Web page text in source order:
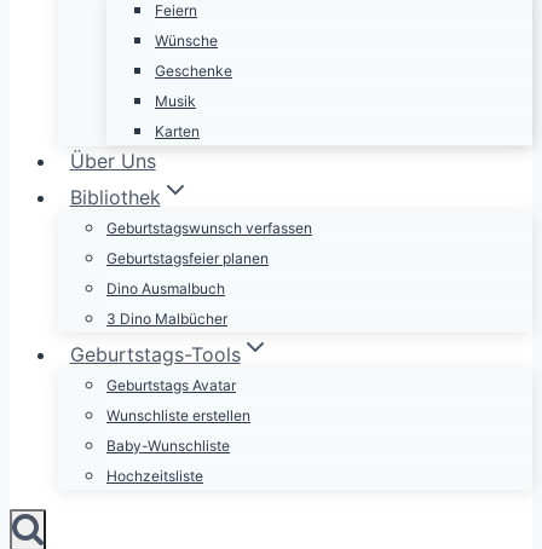
Feiern
Wünsche
Geschenke
Musik
Karten
Über Uns
Bibliothek
Geburtstagswunsch verfassen
Geburtstagsfeier planen
Dino Ausmalbuch
3 Dino Malbücher
Geburtstags-Tools
Geburtstags Avatar
Wunschliste erstellen
Baby-Wunschliste
Hochzeitsliste